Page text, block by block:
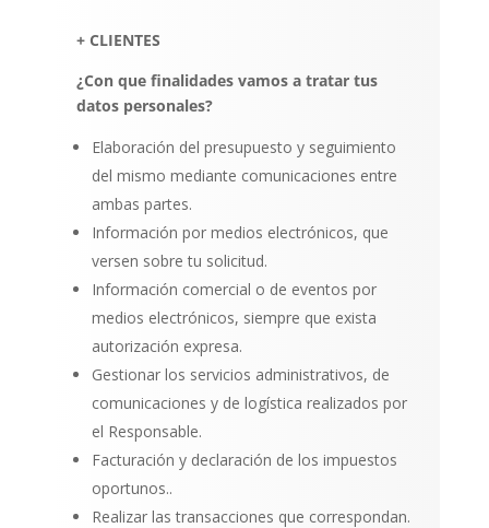
+ CLIENTES
¿Con que finalidades vamos a tratar tus
datos personales?
Elaboración del presupuesto y seguimiento
del mismo mediante comunicaciones entre
ambas partes.
Información por medios electrónicos, que
versen sobre tu solicitud.
Información comercial o de eventos por
medios electrónicos, siempre que exista
autorización expresa.
Gestionar los servicios administrativos, de
comunicaciones y de logística realizados por
el Responsable.
Facturación y declaración de los impuestos
oportunos..
Realizar las transacciones que correspondan.